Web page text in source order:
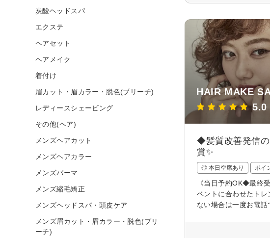
HAIR MAKE
5.0
◆髪質改善発信
賞✨
◎ 本日空席あり ポイ
《当日予約OK◆最終
ベントに合わせたト
ない場合は一度お電
炭酸ヘッドスパ
エクステ
ヘアセット
ヘアメイク
着付け
眉カット・眉カラー・脱色(ブリーチ)
レディースシェービング
その他(ヘア)
メンズヘアカット
メンズヘアカラー
メンズパーマ
メンズ縮毛矯正
メンズヘッドスパ・頭皮ケア
メンズ眉カット・眉カラー・脱色(ブリ
ーチ)